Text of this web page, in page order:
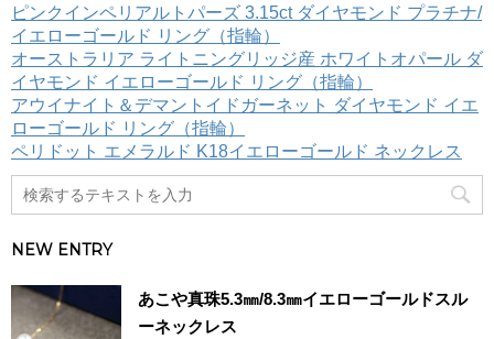
リ
ー
ピンクインペリアルトパーズ 3.15ct ダイヤモンド プラチナ/
イエローゴールド リング（指輪）
オーストラリア ライトニングリッジ産 ホワイトオパール ダ
イヤモンド イエローゴールド リング（指輪）
アウイナイト＆デマントイドガーネット ダイヤモンド イエ
ローゴールド リング（指輪）
ペリドット エメラルド K18イエローゴールド ネックレス
NEW ENTRY
あこや真珠5.3㎜/8.3㎜イエローゴールドスル
ーネックレス